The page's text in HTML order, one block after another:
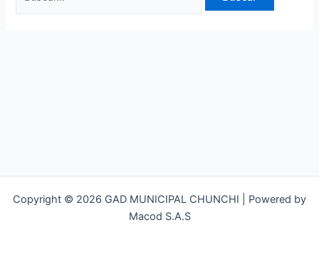
Copyright © 2026 GAD MUNICIPAL CHUNCHI | Powered by
Macod S.A.S